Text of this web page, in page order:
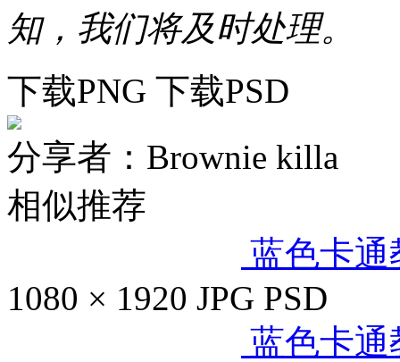
知，我们将及时处理。
下载PNG 下载PSD
分享者：Brownie killa
相似推荐
蓝色卡通
1080 × 1920 JPG PSD
蓝色卡通